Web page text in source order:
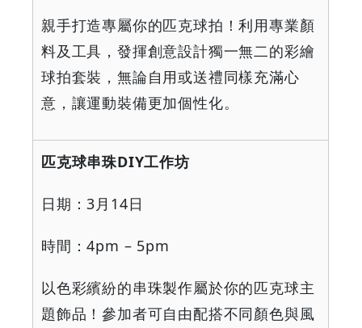
親手打造專屬你的匹克球拍！利用專業顏
料及工具，發揮創意設計獨一無二的彩繪
球拍套裝，無論自用或送禮同樣充滿心
意，讓運動裝備更加個性化。
匹克球串珠DIY工作坊
日期：3月 14日
時間：4pm – 5pm
以色彩繽紛的串珠製作屬於你的匹克球主
題飾品！參加者可自由配搭不同顏色與風